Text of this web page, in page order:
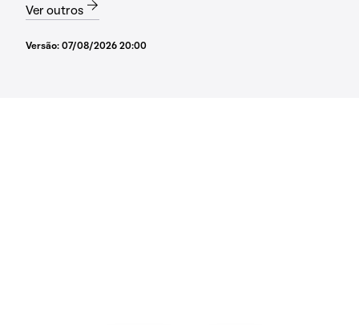
Ver outros
Versão: 07/08/2026 20:00